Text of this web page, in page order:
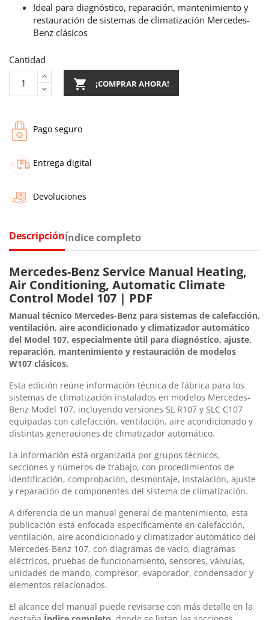
Ideal para diagnóstico, reparación, mantenimiento y
restauración de sistemas de climatización Mercedes-
Benz clásicos
Cantidad
 ¡COMPRAR AHORA!
Pago seguro
Entrega digital
Devoluciones
DescripciónÍndice completo
Mercedes-Benz Service Manual Heating,
Air Conditioning, Automatic Climate
Control Model 107 | PDF
Manual técnico Mercedes-Benz para sistemas de calefacción,
ventilación, aire acondicionado y climatizador automático
del Model 107, especialmente útil para diagnóstico, ajuste,
reparación, mantenimiento y restauración de modelos
W107 clásicos.
Esta edición reúne información técnica de fábrica para los
sistemas de climatización instalados en modelos Mercedes-
Benz Model 107, incluyendo versiones SL R107 y SLC C107
equipadas con calefacción, ventilación, aire acondicionado y
distintas generaciones de climatizador automático.
La información está organizada por grupos técnicos,
secciones y números de trabajo, con procedimientos de
identificación, comprobación, desmontaje, instalación, ajuste
y reparación de componentes del sistema de climatización.
A diferencia de un manual general de mantenimiento, esta
publicación está enfocada específicamente en calefacción,
ventilación, aire acondicionado y climatizador automático del
Mercedes-Benz 107, con diagramas de vacío, diagramas
eléctricos, pruebas de funcionamiento, sensores, válvulas,
unidades de mando, compresor, evaporador, condensador y
elementos relacionados.
El alcance del manual puede revisarse con más detalle en la